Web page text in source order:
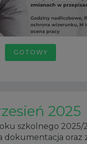
GOTOWY
2025
szkolnego 2025/
dokumentacja oraz